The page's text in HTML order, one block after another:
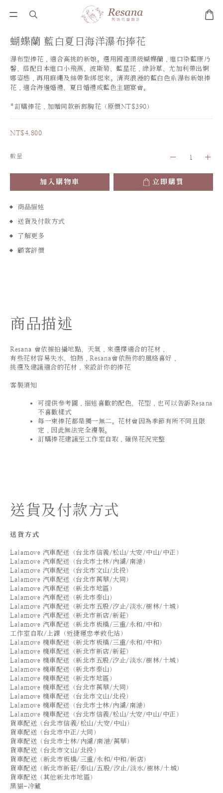
蝴蝶蘭 藍白夏日海洋瀑布捧花
瀑布型捧花，適合高挑的新娘。選用國產頂級蝴蝶蘭，進口染藍康乃
馨、搭配日本進口小飛燕、波斯菊、藍星花，綠鈴草、尤加利帶出婀
娜姿態，再用麻繩及絲帶紮綁起來。清爽浪漫的藍白色系瀑布新娘捧
花，適合海邊婚禮、夏日婚禮或藍色主題宴會。
*訂購捧花，加贈同款新郎胸花（原價NT$390）
NT$4,800
數量
加入購物車 立即購買
商品描述
送貨及付款方式
了解更多
顧客評價
商品描述
Resana 會依據拍攝地點、天氣，來選擇適合的花材，
有些花材容易失水、怕熱，Resana會依照你的風格喜好，
挑選及建議適合的花材，來設計你的捧花
客製須知
可提供參考圖，描述喜歡的配色、花型，也可以告訴Resana
不喜歡樣式
每一束捧花都是獨一無二。花材會因為季節有所不同且限
定，因此無法完全複製。
訂購捧花建議至工作室自取，確保花況完整
送貨及付款方式
送貨方式
Lalamove 汽車配送（台北市信義/松山/大安/中山/中正）
Lalamove 汽車配送（台北市士林/內湖/南港）
Lalamove 汽車配送（台北市文山/北投）
Lalamove 汽車配送（台北市萬華/大同）
Lalamove 汽車配送（新北市地區）
Lalamove 汽車配送（新北市泰山）
Lalamove 汽車配送（新北市五股/汐止/淡水/樹林/土城）
Lalamove 汽車配送（新北市新店/新莊）
Lalamove 汽車配送（新北市板橋/三重/永和/中和）
工作室自取/上課（近捷運忠孝敦化站）
Lalamove 機車配送（新北市板橋/三重/永和/中和）
Lalamove 機車配送（新北市新店/新莊）
Lalamove 機車配送（新北市五股/汐止/淡水/樹林/土城）
Lalamove 機車配送（新北市泰山）
Lalamove 機車配送（新北市地區）
Lalamove 機車配送（台北市萬華/大同）
Lalamove 機車配送（台北市文山/北投）
Lalamove 機車配送（台北市士林/內湖/南港）
Lalamove 機車配送（台北市信義/松山/大安/中山/中正）
貨車配送（台北市信義/松山/大安/中山）
貨車配送（台北市中正/大同）
貨車配送（台北市士林/內湖/南港/萬華）
貨車配送（台北市文山/北投）
貨車配送（新北市板橋/三重/永和/中和/新店）
貨車配送（新北市新莊/泰山/五股/汐止/淡水/樹林/土城）
貨車配送（其他新北市地區）
黑貓-冷藏